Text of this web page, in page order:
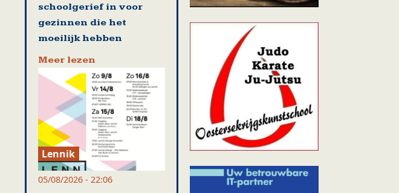
schoolgerief in voor
gezinnen die het
moeilijk hebben
Meer lezen
Lennik
05/08/2026 - 22:06